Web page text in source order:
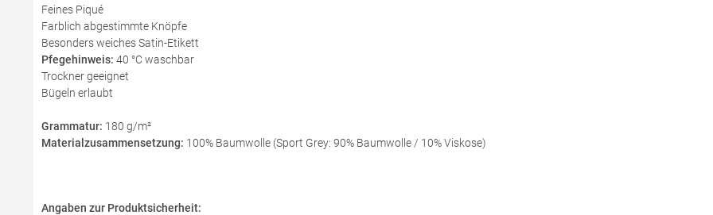
Feines Piqué
Farblich abgestimmte Knöpfe
Besonders weiches Satin-Etikett
Pfegehinweis: 40 °C waschbar
Trockner geeignet
Bügeln erlaubt
Grammatur: 180 g/m²
Materialzusammensetzung: 100% Baumwolle (Sport Grey: 90% Baumwolle / 10% Viskose)
Angaben zur Produktsicherheit: